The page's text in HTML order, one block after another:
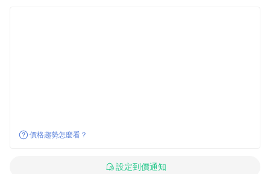
價格趨勢怎麼看？
設定到價通知